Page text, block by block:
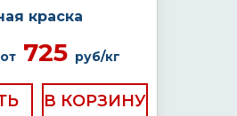
краска
от 725 руб/кг